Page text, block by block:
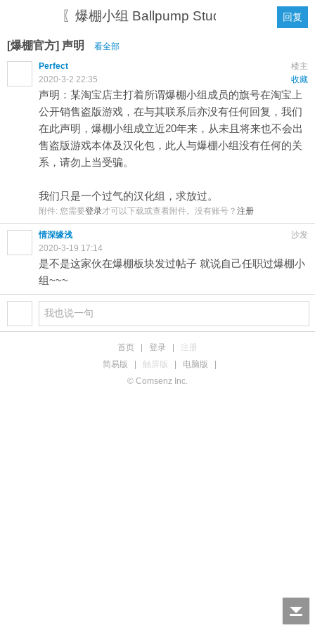
回复
〖爆棚小组 Ballpump Studio〗
[爆棚官方] 声明
看全部
楼主
Perfect
收藏
2020-3-2 22:35
声明：某淘宝店主打着所谓爆棚小组成员的旗号在淘宝上
公开销售盗版游戏，在与其联系后亦没有任何回复，我们
在此声明，爆棚小组成立近20年来，从未且将来也不会出
售盗版游戏本体及汉化包，此人与爆棚小组没有任何的关
系，请勿上当受骗。
我们只是一个过气的汉化组，求放过。
附件: 您需要登录才可以下载或查看附件。没有账号？ 注册
沙发
情深缘浅
2020-3-19 17:14
是不是这家伙在爆棚板块发过帖子 就说自己任职过爆棚小
组~~~
首页 登录
注册
简易版
触屏版 电脑版
© Comsenz Inc.